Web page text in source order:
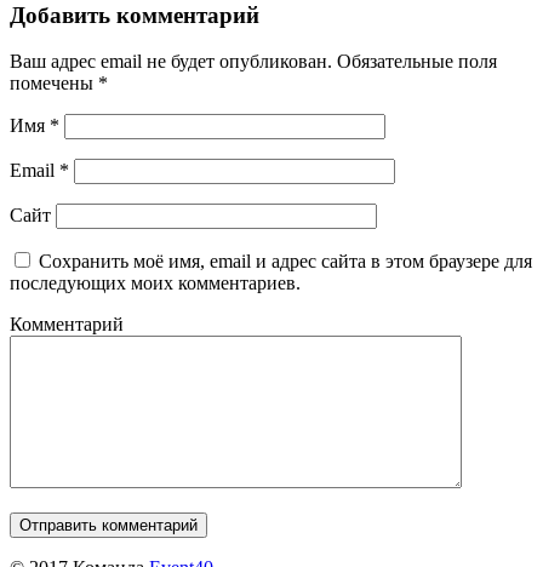
Добавить комментарий
Ваш адрес email не будет опубликован. Обязательные поля
помечены *
Имя *
Email *
Сайт
Сохранить моё имя, email и адрес сайта в этом браузере для
последующих моих комментариев.
Комментарий